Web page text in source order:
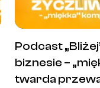
Podcast
biznesie –
twarda